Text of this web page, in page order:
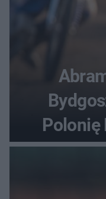
Polonię